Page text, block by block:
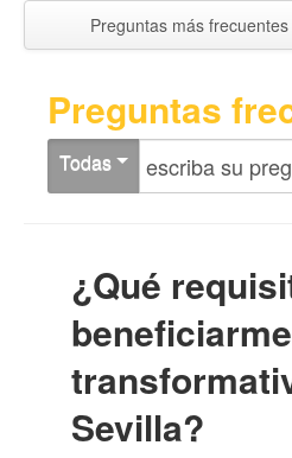
Preguntas más frecuentes
Preguntas
Todas
¿Qué
Sevilla?